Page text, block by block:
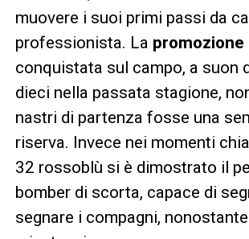
muovere i suoi primi passi da
professionista. La promozione
conquistata sul campo, a suon
dieci nella passata stagione,
nastri di partenza fosse una
riserva. Invece nei momenti
32 rossoblù si è dimostrato il
bomber di scorta, capace di
segnare i compagni,